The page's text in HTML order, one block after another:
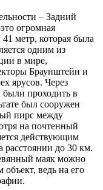
– Задний
огромная
41 метр, которая была
одним из
в мире,
Браунштейн и
ярусов. Через
проходить в
был сооружен
пирс между
на почтенный
действующим
расстоянии до 30 км.
маяк можно
ведь на его